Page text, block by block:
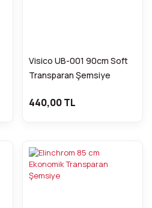
Visico UB-001 90cm Soft
Transparan Şemsiye
440,00 TL